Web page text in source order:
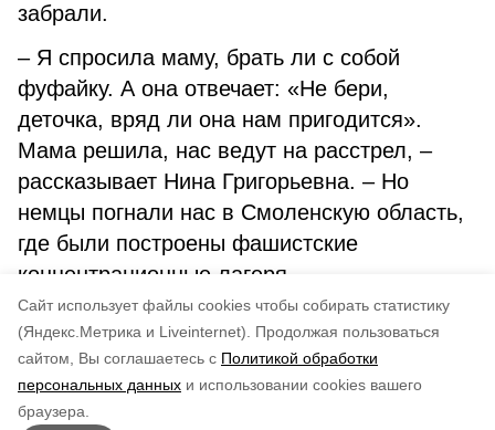
Cайт использует файлы cookies чтобы собирать статистику
(Яндекс.Метрика и Liveinternet).
Продолжая пользоваться
сайтом, Вы соглашаетесь с Политикой обработки
персональных данных и использовании cookies вашего
браузера.
забрали.
– Я спросила маму, брать ли с собой
фуфайку. А она отвечает: «Не бери,
деточка, вряд ли она нам пригодится».
Мама решила, нас ведут на расстрел, –
рассказывает Нина Григорьевна. – Но
немцы погнали нас в Смоленскую область,
где были построены фашистские
концентрационные лагеря.
Авторы: Зоя Слежакова
по оценке